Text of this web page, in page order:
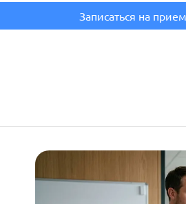
Записаться на прием